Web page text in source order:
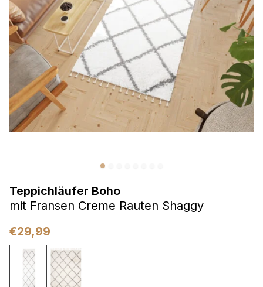
Teppichläufer Boho
mit Fransen Creme Rauten Shaggy
€29,99
Präferenzen
Präferenz-Cookies ermöglichen es einer Website,
Informationen zu speichern, die die Art und Weise ändern,
wie die Website aussieht oder funktioniert, wie zum Beispiel
Ihre bevorzugte Sprache oder die Region, in der Sie sich
befinden.
Statistik
Marketing
Marketing-Cookies werden verwendet, um Benutzer über
Websites hinweg zu verfolgen. Das Ziel ist es, Anzeigen
anzuzeigen, die für den einzelnen Benutzer relevant und
ansprechend sind und somit wertvoller für Herausgeber und
Werbetreibende Dritter sind.